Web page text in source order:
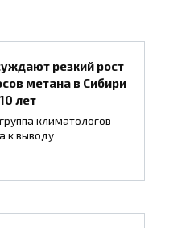
резкий рост
метана в Сибири
лет
климатологов
к выводу